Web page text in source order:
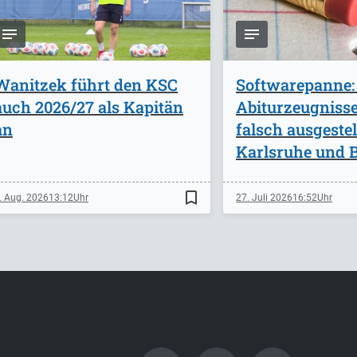
führt den KSC
2026/27 als Kapitän
Aug. 202613:12 bookmark_border
Softwarepanne:
falsch
Karlsruhe und
27. Juli 202616:52